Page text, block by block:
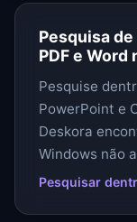
Pesquisa
PDF e Word
Pesquise
PowerPoint e
Deskora
Windows não
Pesquisar